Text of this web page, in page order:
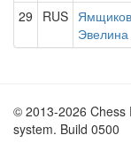
29 RUS
Эвелина
© 2013-2026 Chess
system. Build 0500